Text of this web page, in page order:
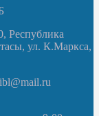
Республика
ул. К.Маркса,